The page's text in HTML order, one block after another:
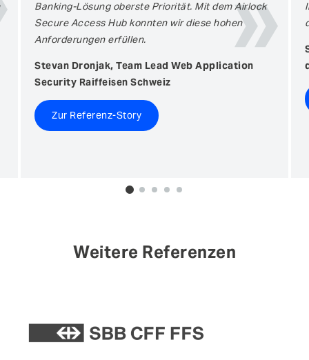
Banking-Lösung oberste Priorität. Mit dem Airlock
Secure Access Hub konnten wir diese hohen
Anforderungen erfüllen.
Stevan Dronjak, Team Lead Web Application
Security Raiffeisen Schweiz
Zur Referenz-Story
0 1 2 3 4
Weitere Referenzen